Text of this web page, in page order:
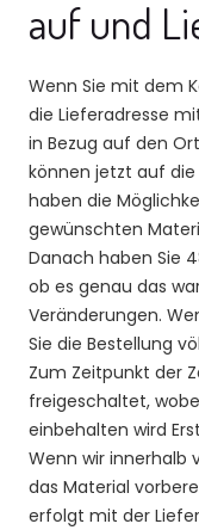
auf und
Wenn Sie mit dem
die Lieferadresse
in Bezug auf den
können jetzt auf die
haben die
gewünschten
Danach haben Sie
ob es genau das
Veränderungen.
Sie die Bestellung
Zum Zeitpunkt der
freigeschaltet,
einbehalten wird
Wenn wir innerhalb
das Material
erfolgt mit der